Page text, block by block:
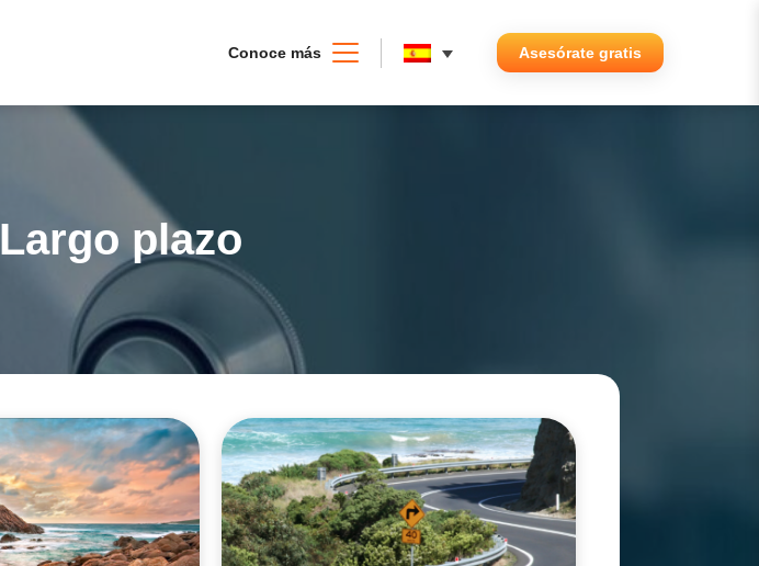
Conoce más Asesórate gratis
Largo plazo